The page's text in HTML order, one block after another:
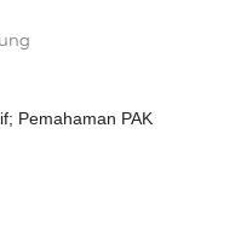
Pemahaman PAK